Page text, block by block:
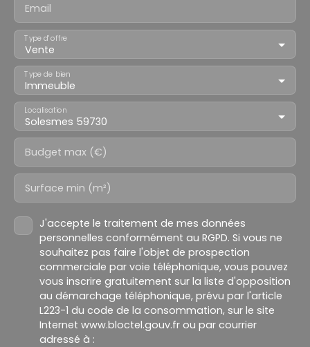
Email
Vente
Type d'offre
Immeuble
Type de bien
Solesmes 59730
Localisation
Budget max (€)
Surface min (m²)
J'accepte le traitement de mes données
personnelles conformément au RGPD. Si vous ne
souhaitez pas faire l'objet de prospection
commerciale par voie téléphonique, vous pouvez
vous inscrire gratuitement sur la liste d'opposition
au démarchage téléphonique, prévu par l'article
L223-1 du code de la consommation, sur le site
Internet www.bloctel.gouv.fr ou par courrier
adressé à :